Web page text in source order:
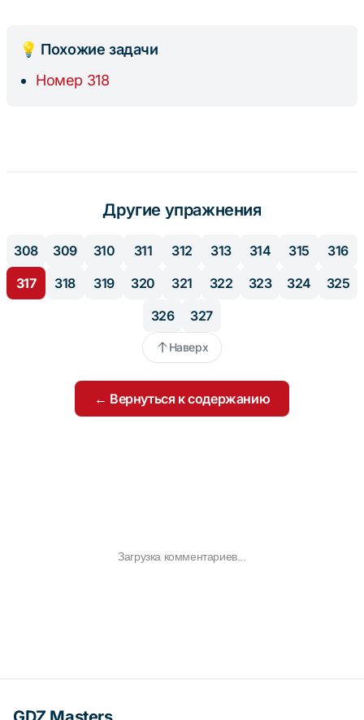
x = 2 : 0,5
\Rightarrow
x = 4
💡 Похожие задачи
Номер 318
Другие упражнения
308 309 310 311 312 313 314 315
316
317
318 319 320 321 322 323 324
325
326
327
Наверх
← Вернуться к содержанию
Загрузка комментариев...